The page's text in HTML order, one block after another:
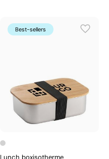
Best-sellers
Lunch boxisotherme